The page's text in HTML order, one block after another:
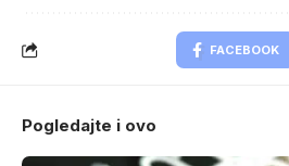
FACEBOOK
Pogledajte i ovo